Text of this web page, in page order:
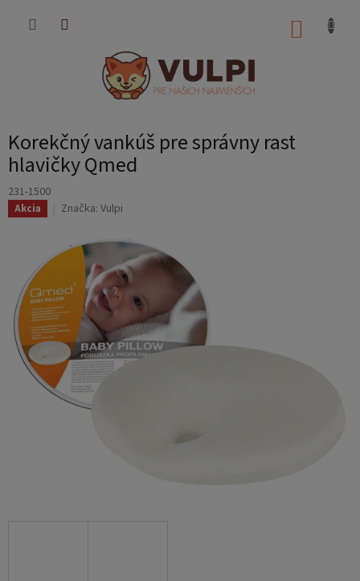
Korekčný vankúš pre správny rast
hlavičky Qmed
231-1500
Akcia Značka: Vulpi